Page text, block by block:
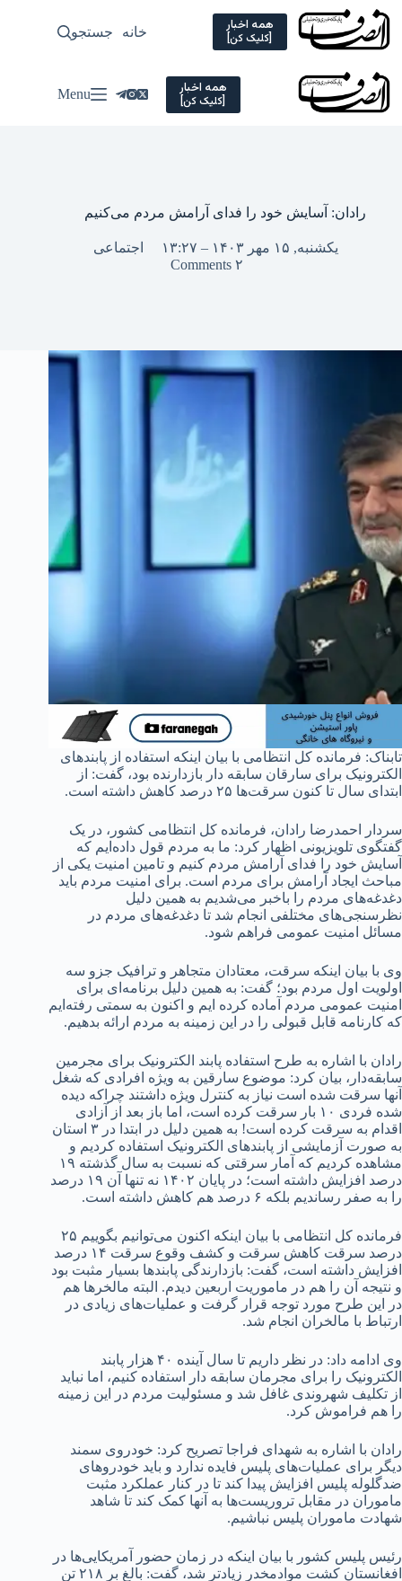
Skip
content
همه اخبار
[کلیک کن] خانه سیاسی
جستجو
همه اخبار
[کلیک کن] Menu
رادان: آسایش خود را فدای آرامش مردم می‌کنیم
یکشنبه, ۱۵ مهر ۱۴۰۳ – ۱۳:۲۷
اجتماعی
۲ Comments
تابناک: فرمانده کل انتظامی با بیان اینکه استفاده از پابند‌های
الکترونیک برای سارقان سابقه دار بازدارنده بود، گفت: از
ابتدای سال تا کنون سرقت‌ها ۲۵ درصد کاهش داشته است.
سردار احمدرضا رادان، فرمانده کل انتظامی کشور، در یک
گفتگوی تلویزیونی اظهار کرد: ما به مردم قول داده‌ایم که
آسایش خود را فدای آرامش مردم کنیم و تامین امنیت یکی از
مباحث ایجاد آرامش برای مردم است. برای امنیت مردم باید
دغدغه‌های مردم را باخبر می‌شدیم به همین دلیل
نظرسنجی‌های مختلفی انجام شد تا دغدغه‌های مردم در
مسائل امنیت عمومی فراهم شود.
وی با بیان اینکه سرقت، معتادان متجاهر و ترافیک جزو سه
اولویت اول مردم بود؛ گفت: به همین دلیل برنامه‌ای برای
امنیت عمومی مردم آماده کرده ایم و اکنون به سمتی رفته‌ایم
که کارنامه قابل قبولی را در این زمینه به مردم ارائه بدهیم.
رادان با اشاره به طرح استفاده پابند الکترونیک برای مجرمین
سابقه‌دار، بیان کرد: موضوع سارقین به ویژه افرادی که شغل
آنها سرقت شده است نیاز به کنترل ویژه داشتند چراکه دیده
شده فردی ۱۰ بار سرقت کرده است، اما باز بعد از آزادی
اقدام به سرقت کرده است! به همین دلیل در ابتدا در ۳ استان
به صورت آزمایشی از پابند‌های الکترونیک استفاده کردیم و
مشاهده کردیم که آمار سرقتی که نسبت به سال گذشته ۱۹
درصد افزایش داشته است؛ در پایان ۱۴۰۲ نه تنها آن ۱۹ درصد
را به صفر رساندیم بلکه ۶ درصد هم کاهش داشته است.
فرمانده کل انتظامی با بیان اینکه اکنون می‌توانیم بگوییم ۲۵
درصد سرقت کاهش سرقت و کشف وقوع سرقت ۱۴ درصد
افزایش داشته است، گفت: بازدارندگی پابند‌ها بسیار مثبت بود
و نتیجه آن را هم در ماموریت اربعین دیدم. البته مالخر‌ها هم
در این طرح مورد توجه قرار گرفت و عملیات‌های زیادی در
ارتباط با مالخران انجام شد.
وی ادامه داد: در نظر داریم تا سال آینده ۴۰ هزار پابند
الکترونیک را برای مجرمان سابقه دار استفاده کنیم، اما نباید
از تکلیف شهروندی غافل شد و مسئولیت مردم در این زمینه
را هم فراموش کرد.
رادان با اشاره به شهدای فراجا تصریح کرد: خودروی سمند
دیگر برای عملیات‌های پلیس فایده ندارد و باید خودرو‌های
ضدگلوله پلیس افزایش پیدا کند تا در کنار عملکرد مثبت
ماموران در مقابل تروریست‌ها به آنها کمک کند تا شاهد
شهادت ماموران پلیس نباشیم.
رئیس پلیس کشور با بیان اینکه در زمان حضور آمریکایی‌ها در
افغانستان کشت موادمخدر زیادتر شد، گفت: بالغ بر ۲۱۸ تن